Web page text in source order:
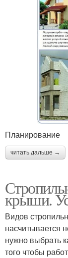
Планирование
читать дальше →
крыши.
Видов
насчитывается
нужно выбрать
того чтобы